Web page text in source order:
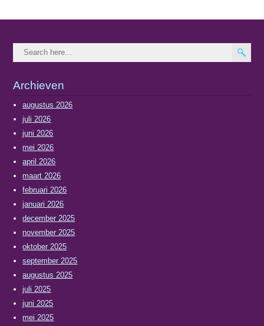
Archieven
augustus 2026
juli 2026
juni 2026
mei 2026
april 2026
maart 2026
februari 2026
januari 2026
december 2025
november 2025
oktober 2025
september 2025
augustus 2025
juli 2025
juni 2025
mei 2025